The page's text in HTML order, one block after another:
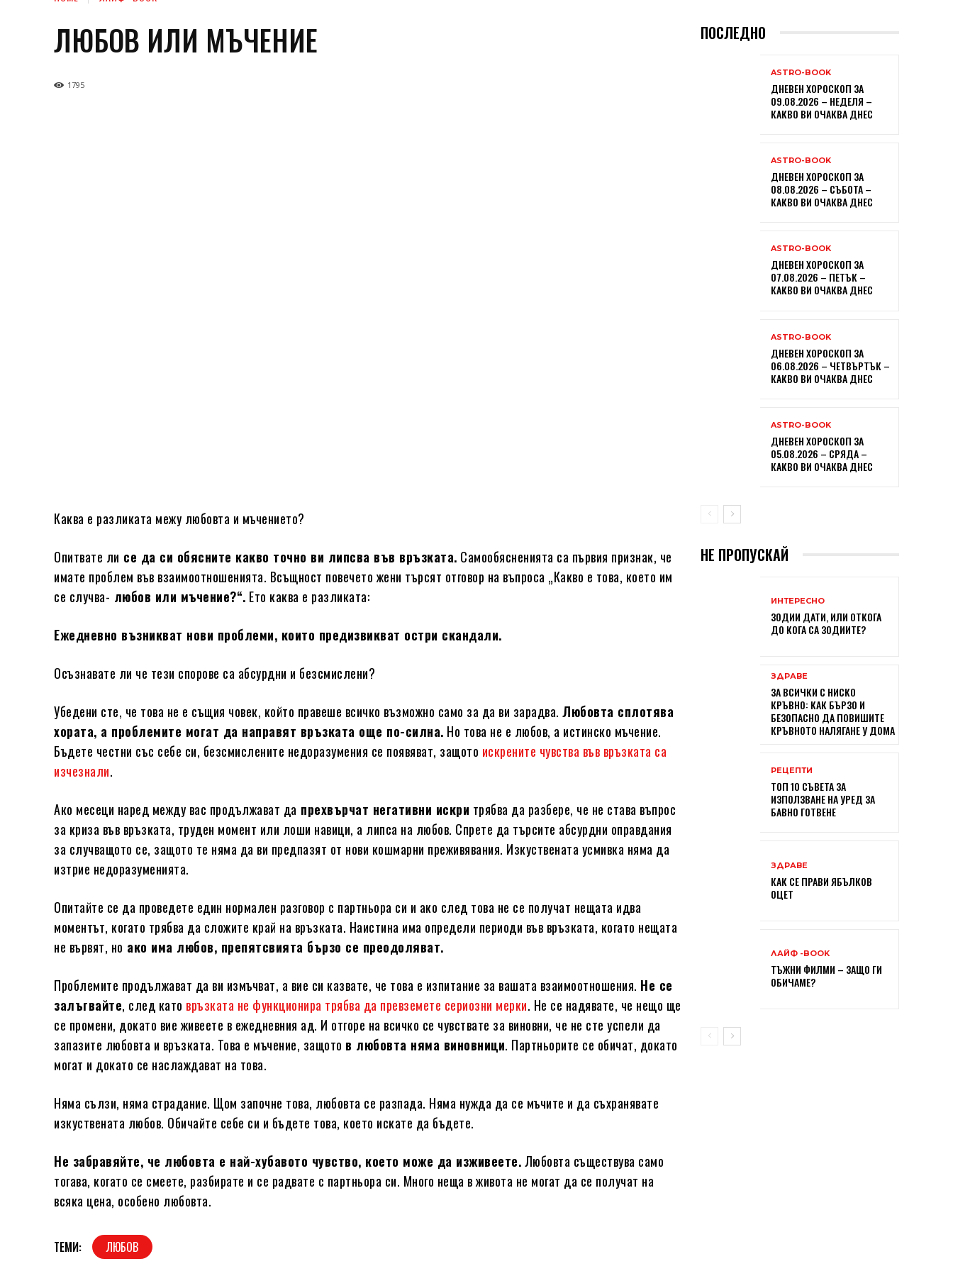
ЛЮБОВ ИЛИ МЪЧЕНИЕ
1795
Каква е разликата межу любовта и мъчението?
Опитвате ли се да си обясните какво точно ви липсва във връзката. Самообясненията са първия признак, че
имате проблем във взаимоотношенията. Всъщност повечето жени търсят отговор на въпроса „Какво е това, което им
се случва- любов или мъчение?“. Ето каква е разликата:
Ежедневно възникват нови проблеми, които предизвикват остри скандали.
Осъзнавате ли че тези спорове са абсурдни и безсмислени?
Убедени сте, че това не е същия човек, който правеше всичко възможно само за да ви зарадва. Любовта сплотява
хората, а проблемите могат да направят връзката още по-силна. Но това не е любов, а истинско мъчение.
Бъдете честни със себе си, безсмислените недоразумения се появяват, защото искрените чувства във връзката са
изчезнали.
Ако месеци наред между вас продължават да прехвърчат негативни искри трябва да разбере, че не става въпрос
за криза във връзката, труден момент или лоши навици, а липса на любов. Спрете да търсите абсурдни оправдания
за случващото се, защото те няма да ви предпазят от нови кошмарни преживявания. Изкуствената усмивка няма да
изтрие недоразуменията.
Опитайте се да проведете един нормален разговор с партньора си и ако след това не се получат нещата идва
моментът, когато трябва да сложите край на връзката. Наистина има определи периоди във връзката, когато нещата
не вървят, но ако има любов, препятсвията бързо се преодоляват.
Проблемите продължават да ви измъчват, а вие си казвате, че това е изпитание за вашата взаимоотношения. Не се
залъгвайте, след като връзката не функционира трябва да превземете сериозни мерки. Не се надявате, че нещо ще
се промени, докато вие живеете в ежедневния ад. И отгоре на всичко се чувствате за виновни, че не сте успели да
запазите любовта и връзката. Това е мъчение, защото в любовта няма виновници. Партньорите се обичат, докато
могат и докато се наслаждават на това.
Няма сълзи, няма страдание. Щом започне това, любовта се разпада. Няма нужда да се мъчите и да съхранявате
изкуствената любов. Обичайте себе си и бъдете това, което искате да бъдете.
Не забравяйте, че любовта е най-хубавото чувство, което може да изживеете.Любовта съществува само
тогава, когато се смеете, разбирате и се радвате с партньора си. Много неща в живота не могат да се получат на
всяка цена, особено любовта.
ТЕМИ: ЛЮБОВ
ПОСЛЕДНО
ASTRO-BOOK
ДНЕВЕН ХОРОСКОП ЗА
09.08.2026 – НЕДЕЛЯ –
КАКВО ВИ ОЧАКВА ДНЕС
ASTRO-BOOK
ДНЕВЕН ХОРОСКОП ЗА
08.08.2026 – СЪБОТА –
КАКВО ВИ ОЧАКВА ДНЕС
ASTRO-BOOK
ДНЕВЕН ХОРОСКОП ЗА
07.08.2026 – ПЕТЪК –
КАКВО ВИ ОЧАКВА ДНЕС
ASTRO-BOOK
ДНЕВЕН ХОРОСКОП ЗА
06.08.2026 – ЧЕТВЪРТЪК –
КАКВО ВИ ОЧАКВА ДНЕС
ASTRO-BOOK
ДНЕВЕН ХОРОСКОП ЗА
05.08.2026 – СРЯДА –
КАКВО ВИ ОЧАКВА ДНЕС
НЕ ПРОПУСКАЙ
ИНТЕРЕСНО
ЗОДИИ ДАТИ, ИЛИ ОТКОГА
ДО КОГА СА ЗОДИИТЕ?
ЗДРАВЕ
ЗА ВСИЧКИ С НИСКО
КРЪВНО: КАК БЪРЗО И
БЕЗОПАСНО ДА ПОВИШИТЕ
КРЪВНОТО НАЛЯГАНЕ У ДОМА
РЕЦЕПТИ
ТОП 10 СЪВЕТА ЗА
ИЗПОЛЗВАНЕ НА УРЕД ЗА
БАВНО ГОТВЕНЕ
ЗДРАВЕ
КАК СЕ ПРАВИ ЯБЪЛКОВ
ОЦЕТ
ЛАЙФ -BOOK
ТЪЖНИ ФИЛМИ – ЗАЩО ГИ
ОБИЧАМЕ?